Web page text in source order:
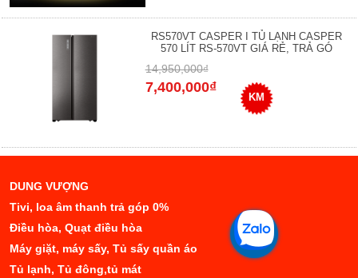
RS570VT CASPER I TỦ LẠNH CASPER
570 LÍT RS-570VT GIÁ RẺ, TRẢ GÓ
14,950,000₫
7,400,000₫
KM
DUNG VƯỢNG
Tivi, loa âm thanh trả góp 0%
Điều hòa, Quạt điều hòa
Máy giặt, máy sấy, Tủ sấy quần áo
Tủ lạnh, Tủ đông,tủ mát